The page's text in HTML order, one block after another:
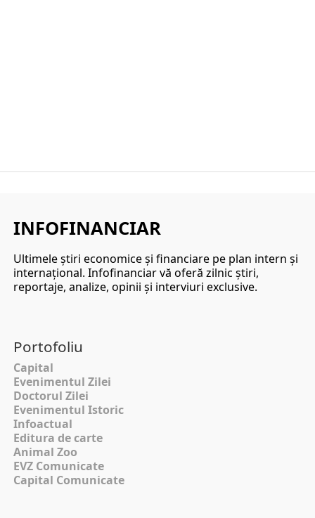
INFOFINANCIAR
Ultimele ştiri economice şi financiare pe plan intern şi
internaţional. Infofinanciar vă oferă zilnic ştiri,
reportaje, analize, opinii şi interviuri exclusive.
Portofoliu
Capital
Evenimentul Zilei
Doctorul Zilei
Evenimentul Istoric
Infoactual
Editura de carte
Animal Zoo
EVZ Comunicate
Capital Comunicate